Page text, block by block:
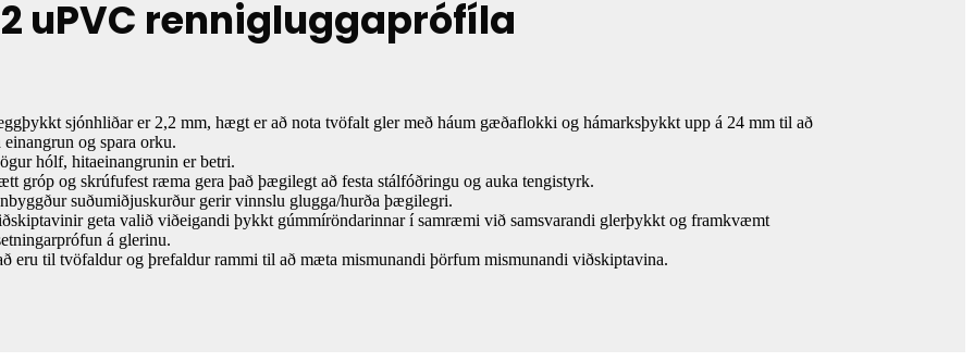
uPVC rennigluggaprófíla
sjónhliðar er 2,2 mm, hægt er að nota tvöfalt gler með háum gæðaflokki og hámarksþykkt upp á 24 mm til að
og spara orku.
hólf, hitaeinangrunin er betri.
gróp og skrúfufest ræma gera það þægilegt að festa stálfóðringu og auka tengistyrk.
suðumiðjuskurður gerir vinnslu glugga/hurða þægilegri.
geta valið viðeigandi þykkt gúmmíröndarinnar í samræmi við samsvarandi glerþykkt og framkvæmt
á glerinu.
eru til tvöfaldur og þrefaldur rammi til að mæta mismunandi þörfum mismunandi viðskiptavina.